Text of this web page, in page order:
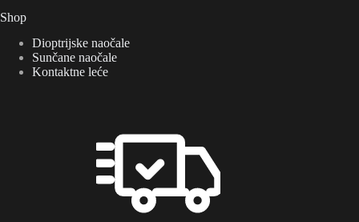
Shop
Dioptrijske naočale
Sunčane naočale
Kontaktne leće